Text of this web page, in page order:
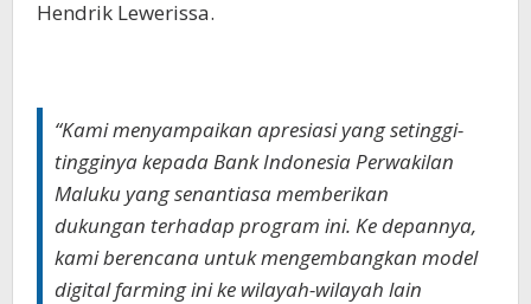
Hendrik Lewerissa.
“Kami menyampaikan apresiasi yang setinggi-
tingginya kepada Bank Indonesia Perwakilan
Maluku yang senantiasa memberikan
dukungan terhadap program ini. Ke depannya,
kami berencana untuk mengembangkan model
digital farming ini ke wilayah-wilayah lain